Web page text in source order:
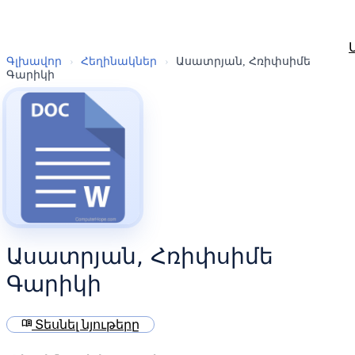
Գլխավոր › Հեղինակներ ›
Ասատրյան, Հռիփսիմե
Գարիկի
Ասատրյան, Հռիփսիմե
Գարիկի
menu_book Տեսնել նյութերը